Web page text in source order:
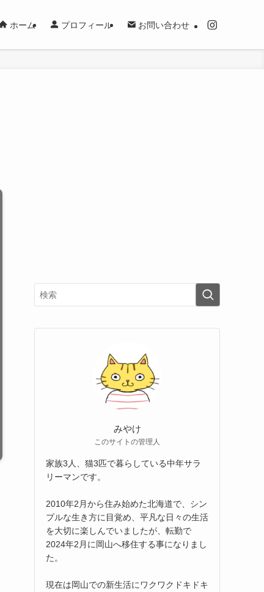
ホーム プロフィール お問い合わせ
みやけ
このサイトの管理人
家族3人、猫3匹で暮らしている中年サラ
リーマンです。
2010年2月から住み始めた北海道で、シン
プルな生き方に目覚め、平凡な日々の生活
を大切に楽しんでいましたが、転勤で
2024年2月に岡山へ移住する事になりまし
た。
現在は岡山での新生活にワクワクドキドキ